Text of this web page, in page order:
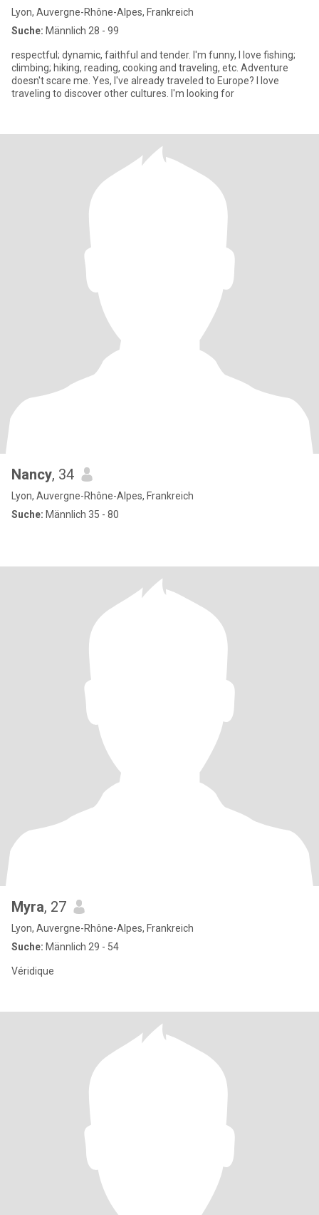
Lyon, Auvergne-Rhône-Alpes, Frankreich
Suche: Männlich 28 - 99
respectful; dynamic, faithful and tender. I'm funny, I love fishing;
climbing; hiking, reading, cooking and traveling, etc. Adventure
doesn't scare me. Yes, I've already traveled to Europe? I love
traveling to discover other cultures. I'm looking for
Nancy, 34
Lyon, Auvergne-Rhône-Alpes, Frankreich
Suche: Männlich 35 - 80
Myra, 27
Lyon, Auvergne-Rhône-Alpes, Frankreich
Suche: Männlich 29 - 54
Véridique